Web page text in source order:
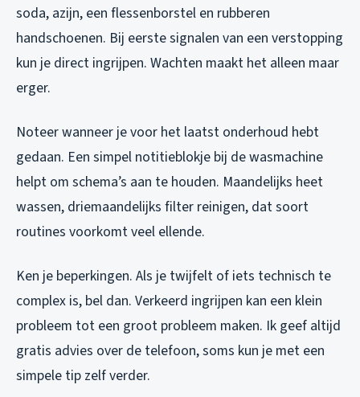
soda, azijn, een flessenborstel en rubberen
handschoenen. Bij eerste signalen van een verstopping
kun je direct ingrijpen. Wachten maakt het alleen maar
erger.
Noteer wanneer je voor het laatst onderhoud hebt
gedaan. Een simpel notitieblokje bij de wasmachine
helpt om schema’s aan te houden. Maandelijks heet
wassen, driemaandelijks filter reinigen, dat soort
routines voorkomt veel ellende.
Ken je beperkingen. Als je twijfelt of iets technisch te
complex is, bel dan. Verkeerd ingrijpen kan een klein
probleem tot een groot probleem maken. Ik geef altijd
gratis advies over de telefoon, soms kun je met een
simpele tip zelf verder.